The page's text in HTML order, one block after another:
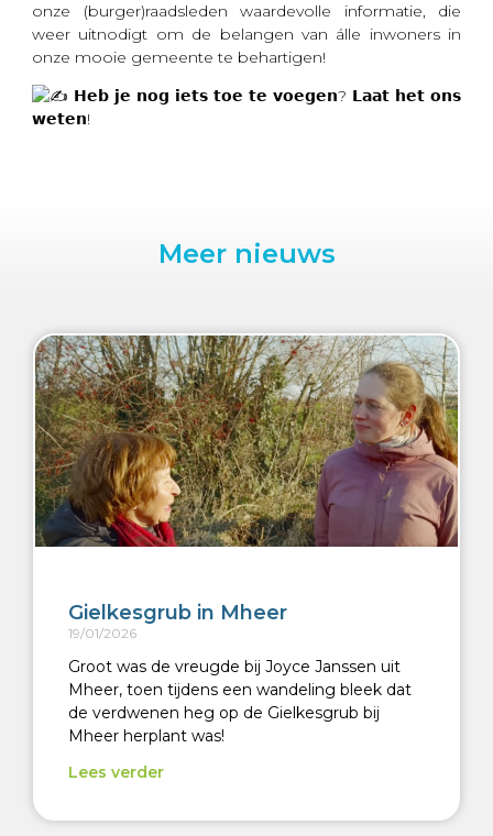
onze (burger)raadsleden waardevolle informatie, die
weer uitnodigt om de belangen van álle inwoners in
onze mooie gemeente te behartigen!
𝗛𝗲𝗯 𝗷𝗲 𝗻𝗼𝗴 𝗶𝗲𝘁𝘀 𝘁𝗼𝗲 𝘁𝗲 𝘃𝗼𝗲𝗴𝗲𝗻? 𝗟𝗮𝗮𝘁 𝗵𝗲𝘁 𝗼𝗻𝘀
𝘄𝗲𝘁𝗲𝗻!
Meer nieuws
Gielkesgrub in Mheer
19/01/2026
Groot was de vreugde bij Joyce Janssen uit
Mheer, toen tijdens een wandeling bleek dat
de verdwenen heg op de Gielkesgrub bij
Mheer herplant was!
Lees verder